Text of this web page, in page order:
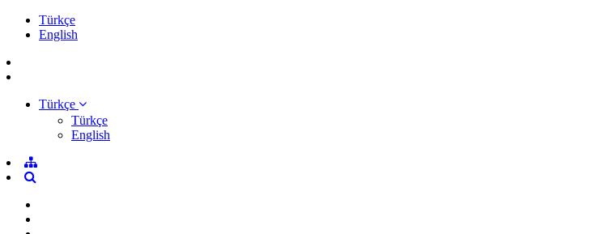
Türkçe
English
Türkçe
Türkçe
English